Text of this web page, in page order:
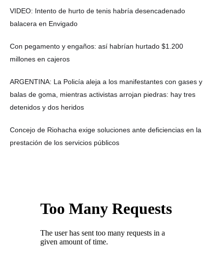
VIDEO: Intento de hurto de tenis habría desencadenado
balacera en Envigado
Con pegamento y engaños: así habrían hurtado $1.200
millones en cajeros
ARGENTINA: La Policía aleja a los manifestantes con gases y
balas de goma, mientras activistas arrojan piedras: hay tres
detenidos y dos heridos
Concejo de Riohacha exige soluciones ante deficiencias en la
prestación de los servicios públicos